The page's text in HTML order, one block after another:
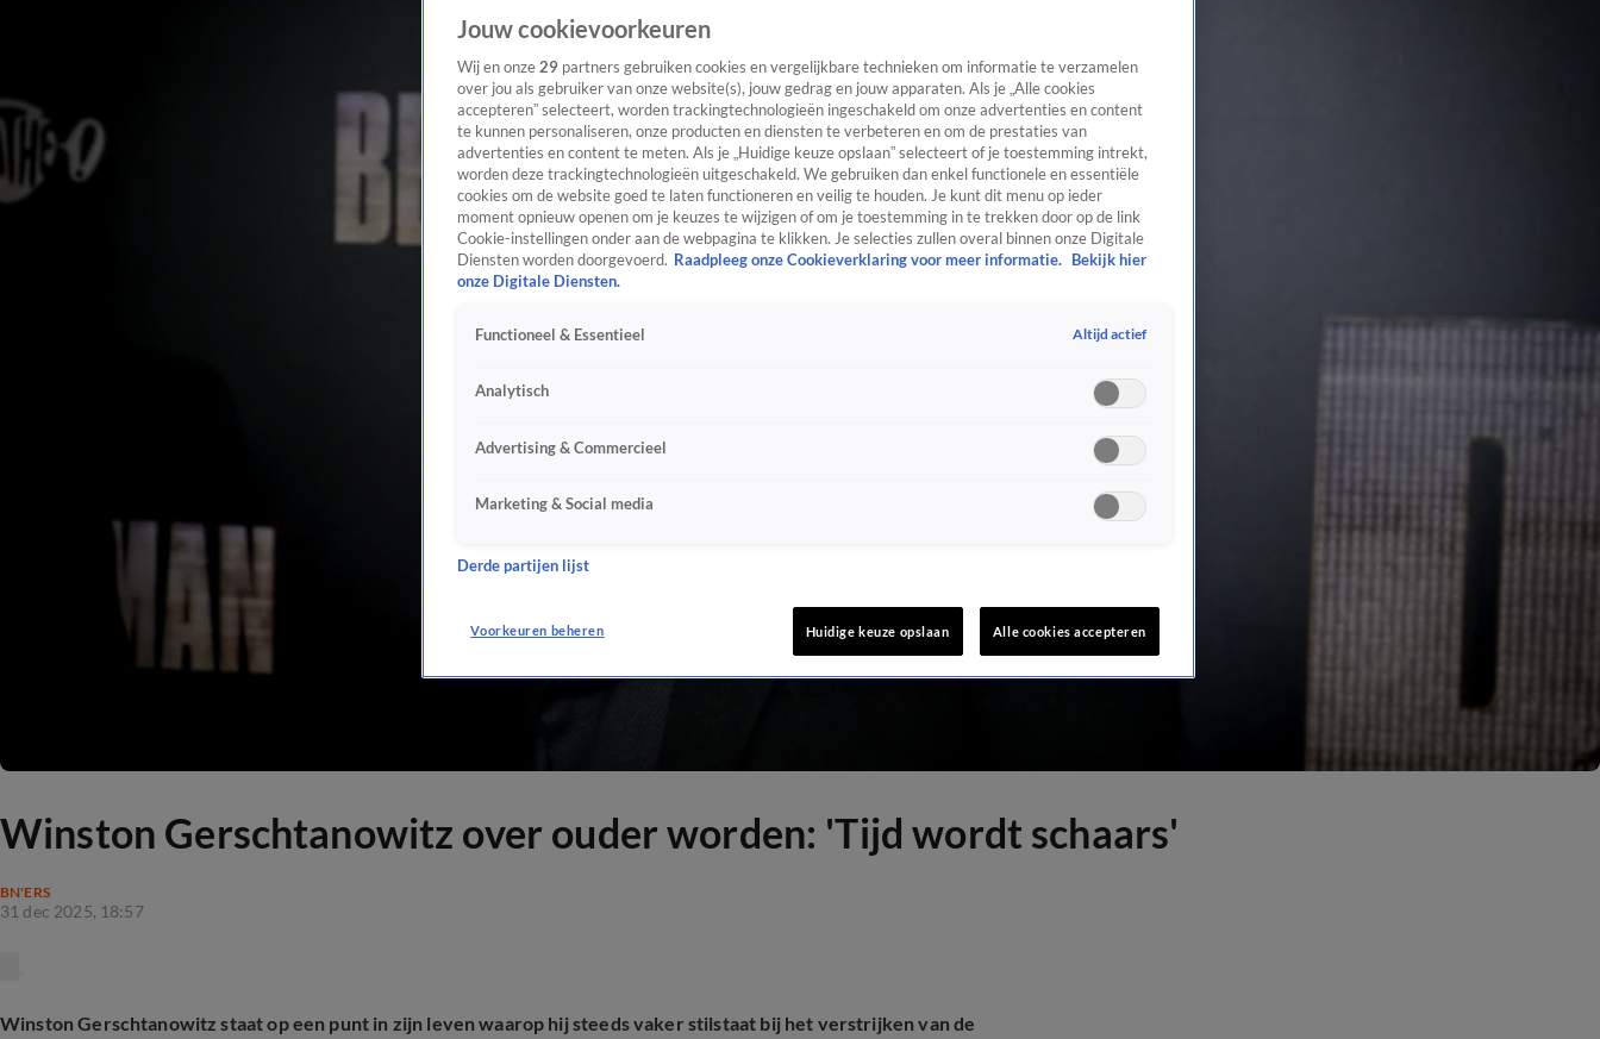
Winston Gerschtanowitz over ouder worden: 'Tijd wordt schaars'
BN'ERS
31 dec 2025, 18:57
Winston Gerschtanowitz staat op een punt in zijn leven waarop hij steeds vaker stilstaat bij het verstrijken van de
Jouw cookievoorkeuren
Wij en onze 29 partners gebruiken cookies en vergelijkbare technieken om informatie te verzamelen
over jou als gebruiker van onze website(s), jouw gedrag en jouw apparaten. Als je „Alle cookies
accepteren” selecteert, worden trackingtechnologieën ingeschakeld om onze advertenties en content
te kunnen personaliseren, onze producten en diensten te verbeteren en om de prestaties van
advertenties en content te meten. Als je „Huidige keuze opslaan” selecteert of je toestemming intrekt,
worden deze trackingtechnologieën uitgeschakeld. We gebruiken dan enkel functionele en essentiële
cookies om de website goed te laten functioneren en veilig te houden. Je kunt dit menu op ieder
moment opnieuw openen om je keuzes te wijzigen of om je toestemming in te trekken door op de link
Cookie-instellingen onder aan de webpagina te klikken. Je selecties zullen overal binnen onze Digitale
Diensten worden doorgevoerd. Raadpleeg onze Cookieverklaring voor meer informatie. Bekijk hier
onze Digitale Diensten.
Functioneel & Essentieel Altijd actief
Analytisch
Advertising & Commercieel
Marketing & Social media
Derde partijen lijst
Voorkeuren beheren Huidige keuze opslaan Alle cookies accepteren